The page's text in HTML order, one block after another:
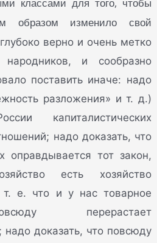
классами для того, чтобы
образом изменило свой
верно и очень метко
народников, и сообразно
поставить иначе: надо
разложения» и т. д.)
капиталистических
надо доказать, что
оправдывается тот закон,
есть хозяйство
т. е. что и у нас товарное
перерастает
надо доказать, что повсюду